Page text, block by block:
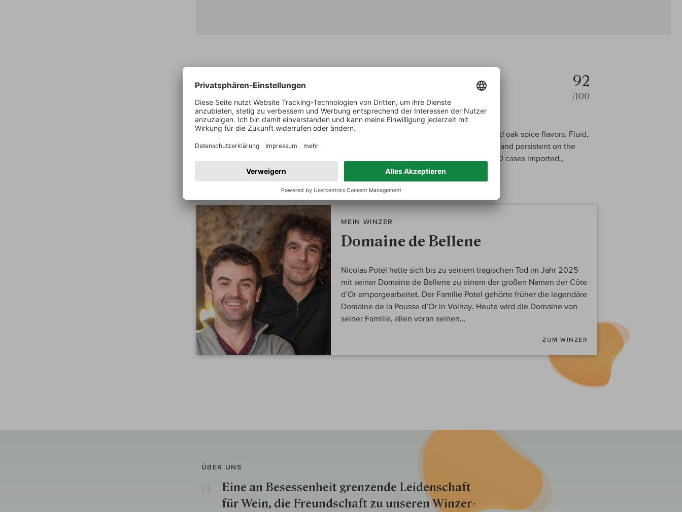
92
/100
Wine Spectator über:Volnay Lieu Dit Les Grands Poisots
Ripe and expressive, displaying black cherry, blackberry, violet, earth and oak spice flavors. Fluid,
with the requisite tannins underneath for support, this red remains fresh and persistent on the
crisp, dense finish. Best from 2028 through 2042. 500 cases made, 150 cases imported.,
MEIN WINZER
Domaine de Bellene
Nicolas Potel hatte sich bis zu seinem tragischen Tod im Jahr 2025
mit seiner Domaine de Bellene zu einem der großen Namen der Côte
d’Or emporgearbeitet. Der Familie Potel gehörte früher die legendäre
Domaine de la Pousse d’Or in Volnay. Heute wird die Domaine von
seiner Familie, allen voran seinen...
ZUM WINZER
ÜBER UNS
Eine an Besessenheit gren­zende Lei­den­schaft
für Wein, die Freund­schaft zu unseren Win­zer­